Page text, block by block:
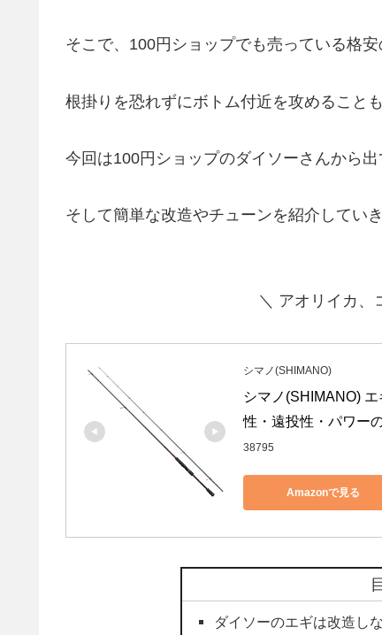
そこで、100円ショップでも売っている格
根掛りを恐れずにボトム付近を攻めること
今回は100円ショップのダイソーさんから
そして簡単な改造やチューンを紹介していき
＼ アオリイカ、
シマノ(SHIMANO)
シマノ(SHIMANO)
性・遠投性・パワー
38795
Amazonで見る
ダイソーのエギは改造し